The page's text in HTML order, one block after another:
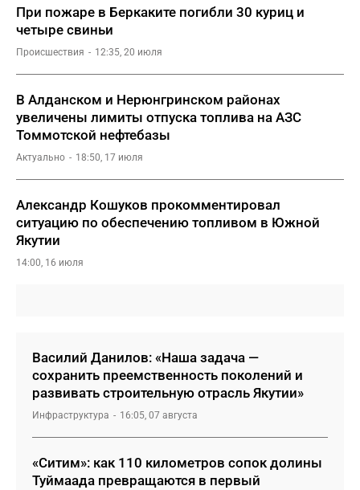
При пожаре в Беркаките погибли 30 куриц и
четыре свиньи
Происшествия 12:35, 20 июля
В Алданском и Нерюнгринском районах
увеличены лимиты отпуска топлива на АЗС
Томмотской нефтебазы
Актуально 18:50, 17 июля
Александр Кошуков прокомментировал
ситуацию по обеспечению топливом в Южной
Якутии
14:00, 16 июля
Василий Данилов: «Наша задача —
сохранить преемственность поколений и
развивать строительную отрасль Якутии»
Инфраструктура 16:05, 07 августа
«Ситим»: как 110 километров сопок долины
Туймаада превращаются в первый